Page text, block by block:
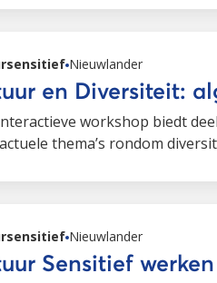
Nieuwlander
en Diversiteit:
workshop biedt
thema’s rondom
Nieuwlander
Sensitief